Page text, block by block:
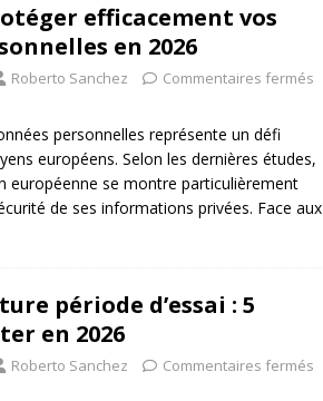
efficacement vos
en 2026
Roberto Sanchez Commentaires fermés
personnelles représente un défi
européens. Selon les dernières études,
européenne se montre particulièrement
de ses informations privées. Face aux
période d’essai : 5
en 2026
Roberto Sanchez Commentaires fermés